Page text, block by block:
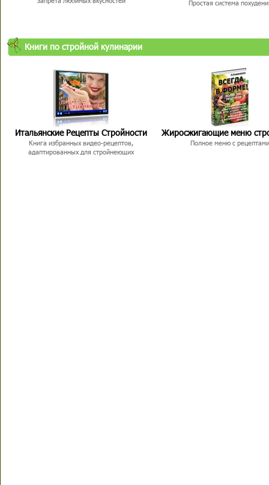
Простая система
Книги по стройной кулинарии
Итальянские Рецепты Стройности
Книга избранных видео-рецептов,
адаптированных для стройнеющих
Жиросжигающие меню
Полное меню с рецептами